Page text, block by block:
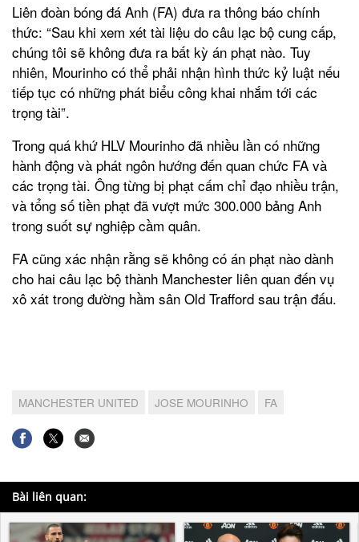
Liên đoàn bóng đá Anh (FA) đưa ra thông báo chính
thức: “Sau khi xem xét tài liệu do câu lạc bộ cung cấp,
chúng tôi sẽ không đưa ra bất kỳ án phạt nào. Tuy
nhiên, Mourinho có thể phải nhận hình thức kỷ luật nếu
tiếp tục có những phát biểu công khai nhắm tới các
trọng tài”.
Trong quá khứ HLV Mourinho đã nhiều lần có những
hành động và phát ngôn hướng đến quan chức FA và
các trọng tài. Ông từng bị phạt cấm chỉ đạo nhiều trận,
và tổng số tiền phạt đã vượt mức 300.000 bảng Anh
trong suốt sự nghiệp cầm quân.
FA cũng xác nhận rằng sẽ không có án phạt nào dành
cho hai câu lạc bộ thành Manchester liên quan đến vụ
xô xát trong đường hầm sân Old Trafford sau trận đấu.
MANCHESTER UNITED JOSE MOURINHO FA
Bài liên quan: